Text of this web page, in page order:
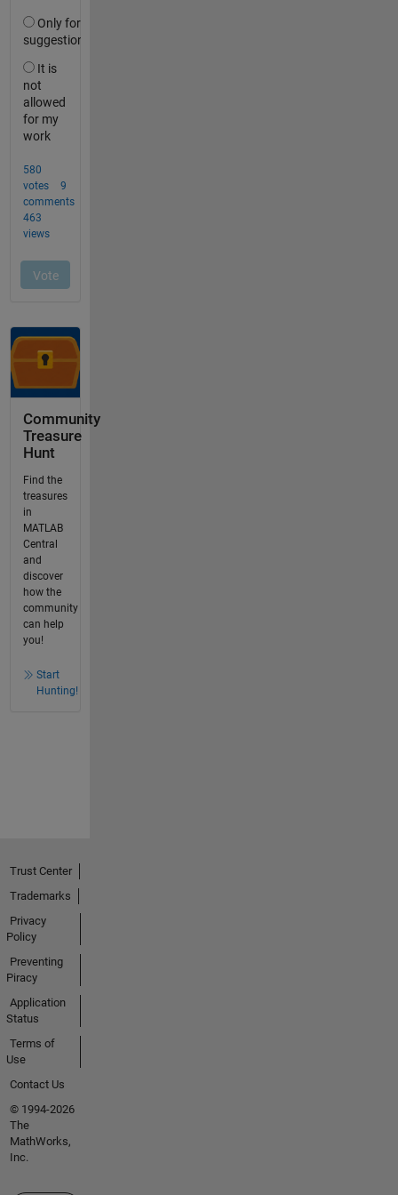
Community
Treasure
Hunt
Find the
treasures
in
MATLAB
Central
and
discover
how the
community
can help
you!
Start
Hunting!
Trust Center
Trademarks
Privacy
Policy
Preventing
Piracy
Application
Status
Terms of
Use
Contact Us
© 1994-2026
The
MathWorks,
Inc.